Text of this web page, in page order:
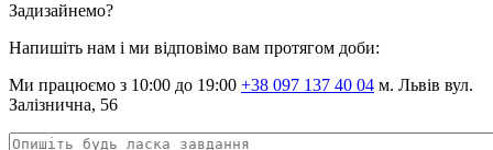
Задизайнемо?
Напишіть нам і ми відповімо вам протягом доби:
Ми працюємо з 10:00 до 19:00 +38 097 137 40 04 м. Львів вул.
Залізнична, 56